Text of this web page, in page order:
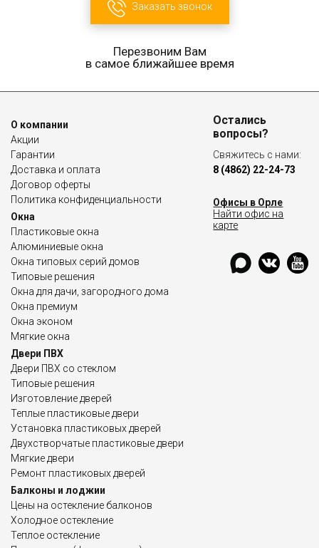
Заказать звонок
Перезвоним Вам
в самое ближайшее время
О компании
Акции
Гарантии
Доставка и оплата
Договор оферты
Политика конфиденциальности
Окна
Пластиковые окна
Алюминиевые окна
Окна типовых серий домов
Типовые решения
Окна для дачи, загородного дома
Окна премиум
Окна эконом
Мягкие окна
Двери ПВХ
Двери ПВХ со стеклом
Типовые решения
Изготовление дверей
Теплые пластиковые двери
Установка пластиковых дверей
Двухстворчатые пластиковые двери
Мягкие двери
Ремонт пластиковых дверей
Балконы и лоджии
Цены на остекление балконов
Холодное остекление
Теплое остекление
Остались
вопросы?
Свяжитесь с нами:
8 (4862) 22-24-73
Офисы в Орле
Найти офис на
карте